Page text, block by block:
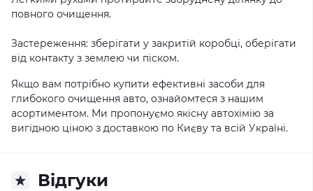
повного очищення.
Застереження: зберігати у закритій коробці, оберігати
від контакту з землею чи піском.
Якщо вам потрібно купити ефективні засоби для
глибокого очищення авто, ознайомтеся з нашим
асортиментом. Ми пропонуємо якісну автохімію за
вигідною ціною з доставкою по Києву та всій Україні.
Відгуки